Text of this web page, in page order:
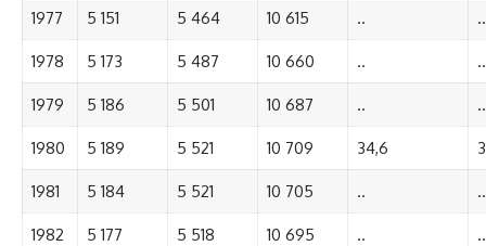
1977 5 151 5 464 10 615 .. ..
1978 5 173 5 487 10 660 .. ..
1979 5 186 5 501 10 687 .. ..
1980 5 189 5 521 10 709 34,6
1981 5 184 5 521 10 705 .. ..
1982 5 177 5 518 10 695 .. ..